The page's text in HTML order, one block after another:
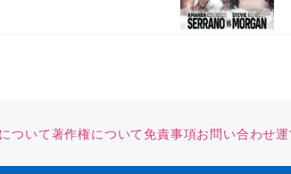
ついて著作権について免責事項お問い合わせ